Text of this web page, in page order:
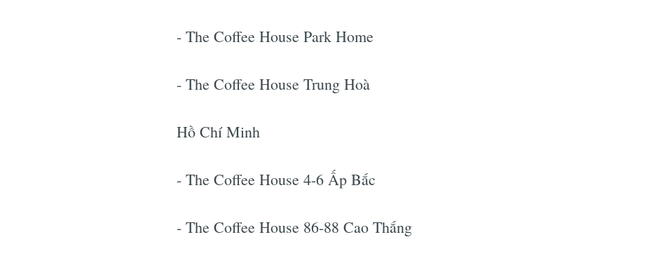
- The Coffee House Park Home
- The Coffee House Trung Hoà
Hồ Chí Minh
- The Coffee House 4-6 Ấp Bắc
- The Coffee House 86-88 Cao Thắng